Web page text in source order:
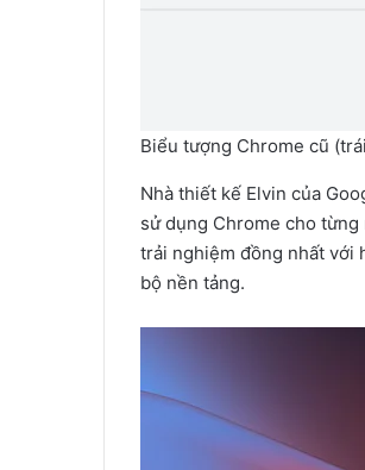
Biểu tượng Chrome cũ
Nhà thiết kế Elvin của
sử dụng Chrome cho
trải nghiệm đồng nhất với
bộ nền tảng.